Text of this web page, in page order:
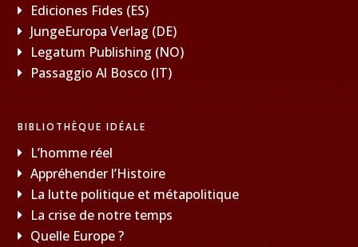
Ediciones Fides (ES)
JungeEuropa Verlag (DE)
Legatum Publishing (NO)
Passaggio Al Bosco (IT)
BIBLIOTHÈQUE IDÉALE
L’homme réel
Appréhender l’Histoire
La lutte politique et métapolitique
La crise de notre temps
Quelle Europe ?